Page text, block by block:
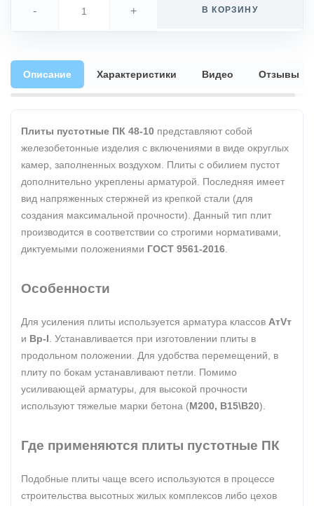
- + В КОРЗИНУ
Описание Характеристики Видео Отзывы
Плиты пустотные ПК 48-10 представляют собой
железобетонные изделия с включениями в виде округлых
камер, заполненных воздухом. Плиты с обилием пустот
дополнительно укреплены арматурой. Последняя имеет
вид напряженных стержней из крепкой стали (для
создания максимальной прочности). Данный тип плит
производится в соответствии со строгими нормативами,
диктуемыми положениями ГОСТ 9561-2016
Особенности
Для усиления плиты используется арматура классов АтVт
и Вр-I . Устанавливается при изготовлении плиты в
продольном положении. Для удобства перемещений, в
плиту по бокам устанавливают петли. Помимо
усиливающей арматуры, для высокой прочности
используют тяжелые марки бетона (М200, В15\В20).
Где применяются плиты пустотные ПК
Подобные плиты чаще всего используются в процессе
строительства высотных жилых комплексов либо цехов